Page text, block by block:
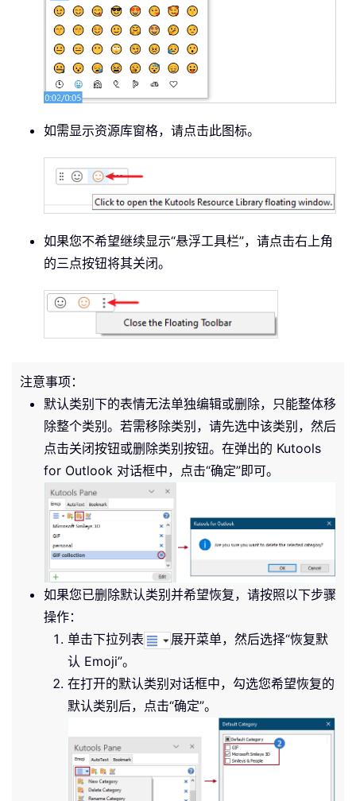
如需显示资源库窗格，请点击此图标。
如果您不希望继续显示“悬浮工具栏”，请点击右上角
的三点按钮将其关闭。
注意事项：
默认类别下的表情无法单独编辑或删除，只能整体移
除整个类别。若需移除类别，请先选中该类别，然后
点击关闭按钮或删除类别按钮。在弹出的 Kutools
for Outlook 对话框中，点击“确定”即可。
如果您已删除默认类别并希望恢复，请按照以下步骤
操作：
单击下拉列表
展开菜单，然后选择“恢复默
认 Emoji”。
在打开的默认类别对话框中，勾选您希望恢复的
默认类别后，点击“确定”。